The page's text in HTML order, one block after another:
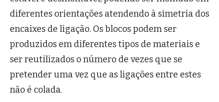
diferentes orientações atendendo à simetria dos
encaixes de ligação. Os blocos podem ser
produzidos em diferentes tipos de materiais e
ser reutilizados o número de vezes que se
pretender uma vez que as ligações entre estes
não é colada.